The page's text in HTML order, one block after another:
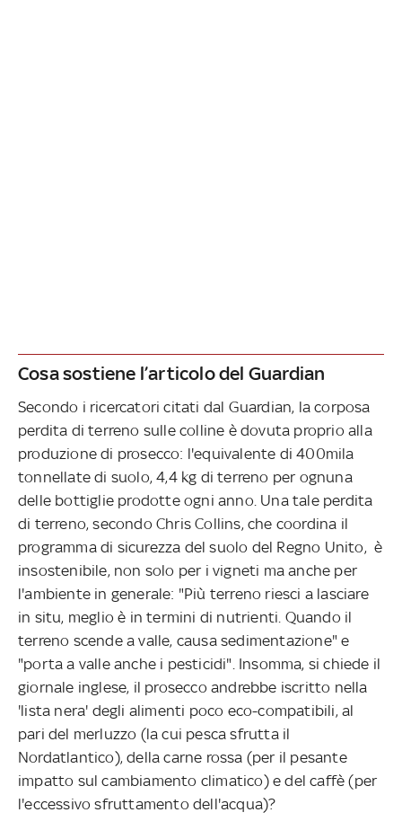
Cosa sostiene l’articolo del Guardian
Secondo i ricercatori citati dal Guardian, la corposa
perdita di terreno sulle colline è dovuta proprio alla
produzione di prosecco: l'equivalente di 400mila
tonnellate di suolo, 4,4 kg di terreno per ognuna
delle bottiglie prodotte ogni anno. Una tale perdita
di terreno, secondo Chris Collins, che coordina il
programma di sicurezza del suolo del Regno Unito, è
insostenibile, non solo per i vigneti ma anche per
l'ambiente in generale: "Più terreno riesci a lasciare
in situ, meglio è in termini di nutrienti. Quando il
terreno scende a valle, causa sedimentazione" e
"porta a valle anche i pesticidi". Insomma, si chiede il
giornale inglese, il prosecco andrebbe iscritto nella
'lista nera' degli alimenti poco eco-compatibili, al
pari del merluzzo (la cui pesca sfrutta il
Nordatlantico), della carne rossa (per il pesante
impatto sul cambiamento climatico) e del caffè (per
l'eccessivo sfruttamento dell'acqua)?